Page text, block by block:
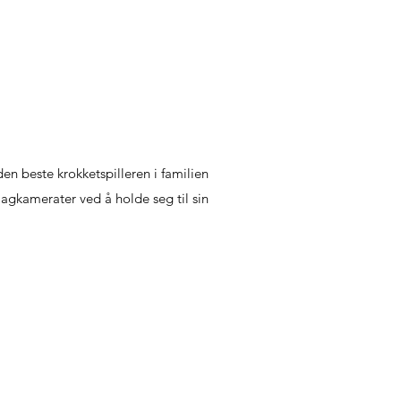
beste krokketspilleren i familien
ved å holde seg til sin